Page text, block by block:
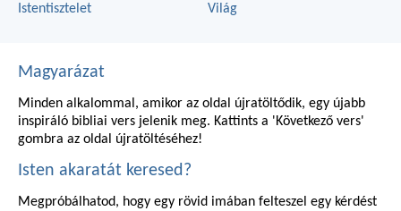
Istentisztelet
Világ
Magyarázat
Minden alkalommal, amikor az oldal újratöltődik, egy újabb
inspiráló bibliai vers jelenik meg. Kattints a 'Következő vers'
gombra az oldal újratöltéséhez!
Isten akaratát keresed?
Megpróbálhatod, hogy egy rövid imában felteszel egy kérdést